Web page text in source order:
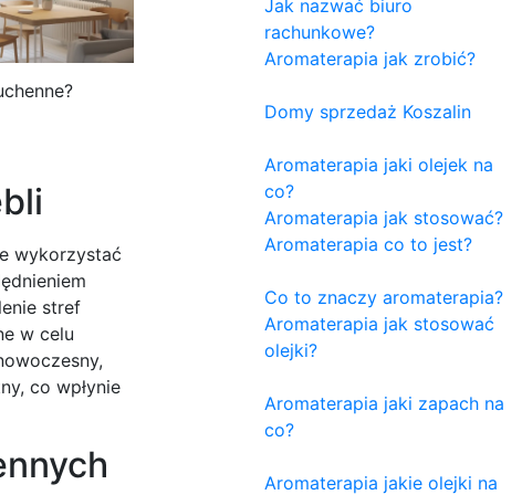
wykorzystać
stref
w celu
co wpłynie
Jak nazwać biuro
rachunkowe?
Aromaterapia jak zrobić?
Domy sprzedaż Koszalin
Aromaterapia jaki olejek na
co?
Aromaterapia jak stosować?
Aromaterapia co to jest?
Co to znaczy aromaterapia?
Aromaterapia jak stosować
olejki?
Aromaterapia jaki zapach na
co?
Aromaterapia jakie olejki na